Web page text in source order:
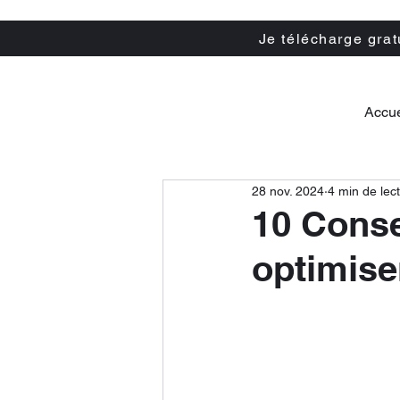
Je télécharge
10
28 nov. 2024 4 min de